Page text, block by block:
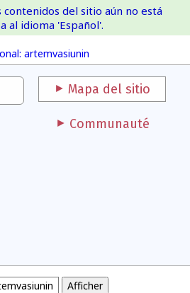
France-IOI
artemvasiunin
del sitio aún no está
al idioma 'Español'.
Mapa del sitio
Communauté